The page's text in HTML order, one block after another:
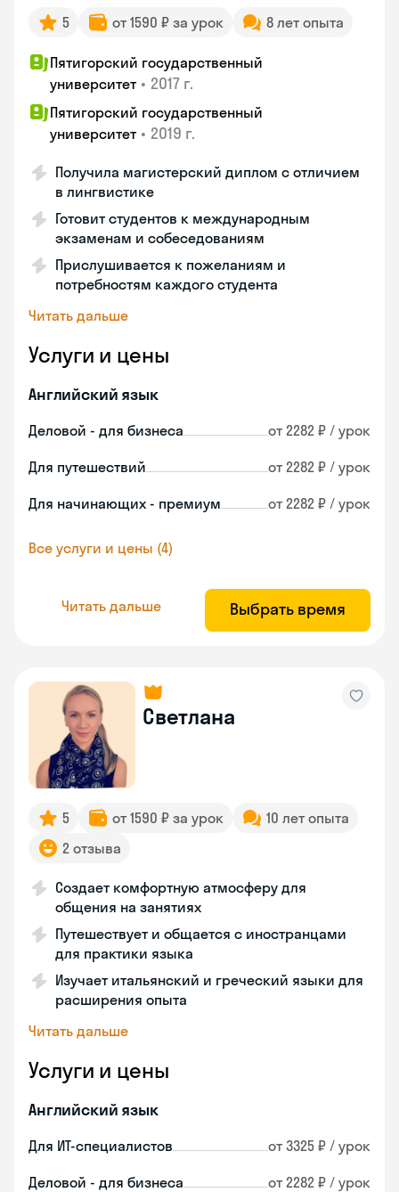
5 от 1590 ₽ за урок 8 лет опыта
Пятигорский государственный
университет • 2017 г.
Пятигорский государственный
университет • 2019 г.
Получила магистерский диплом с отличием
в лингвистике
Готовит студентов к международным
экзаменам и собеседованиям
Прислушивается к пожеланиям и
потребностям каждого студента
Читать дальше
Услуги и цены
Английский язык
Деловой - для бизнеса от 2282 ₽ / урок
Для путешествий от 2282 ₽ / урок
Для начинающих - премиум от 2282 ₽ / урок
Все услуги и цены (4)
Читать дальше Выбрать время
Светлана
5 от 1590 ₽ за урок
10 лет опыта
2 отзыва
Создает комфортную атмосферу для
общения на занятиях
Путешествует и общается с иностранцами
для практики языка
Изучает итальянский и греческий языки для
расширения опыта
Читать дальше
Услуги и цены
Английский язык
Для ИТ-специалистов от 3325 ₽ / урок
Деловой - для бизнеса от 2282 ₽ / урок